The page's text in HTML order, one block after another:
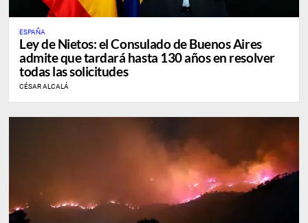
ESPAÑA
Ley de Nietos: el Consulado de Buenos Aires
admite que tardará hasta 130 años en resolver
todas las solicitudes
CÉSAR ALCALÁ